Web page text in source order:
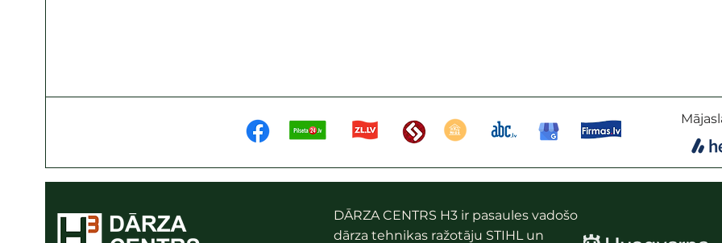
DĀRZA CENTRS H3 ir pasaules vadošo
dārza tehnikas ražotāju STIHL un